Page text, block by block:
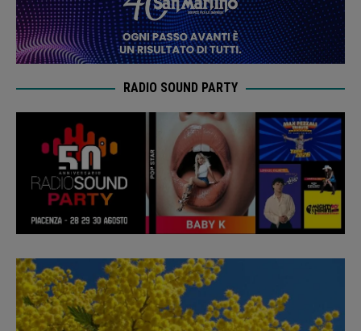
RADIO SOUND PARTY